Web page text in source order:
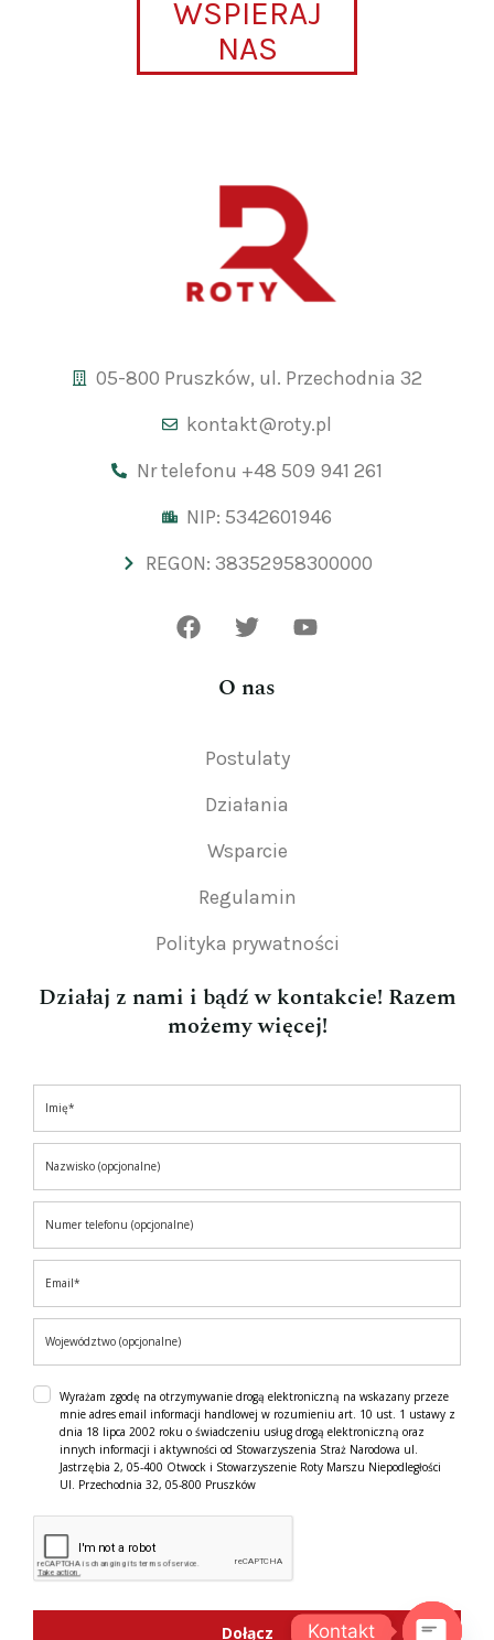
WSPIERAJ
NAS
05-800 Pruszków, ul. Przechodnia 32
kontakt@roty.pl
Nr telefonu +48 509 941 261
NIP: 5342601946
REGON: 38352958300000
O nas
Postulaty
Działania
Wsparcie
Regulamin
Polityka prywatności
Działaj z nami i bądź w kontakcie! Razem
możemy więcej!
Wyrażam zgodę na otrzymywanie drogą elektroniczną na wskazany przeze
mnie adres email informacji handlowej w rozumieniu art. 10 ust. 1 ustawy z
dnia 18 lipca 2002 roku o świadczeniu usług drogą elektroniczną oraz
innych informacji i aktywności od Stowarzyszenia Straż Narodowa ul.
Jastrzębia 2, 05-400 Otwock i Stowarzyszenie Roty Marszu Niepodległości
Ul. Przechodnia 32, 05-800 Pruszków
Dołącz Kontakt